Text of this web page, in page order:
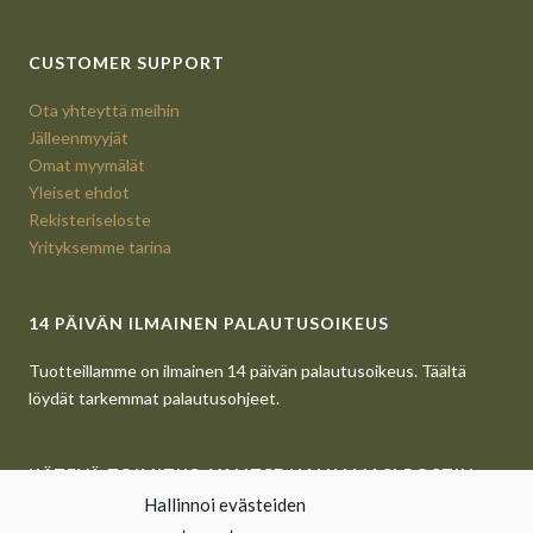
Hallinnoi evästeiden
CUSTOMER SUPPORT
Ota yhteyttä meihin
Jälleenmyyjät
Omat myymälät
Yleiset ehdot
Rekisteriseloste
Yrityksemme tarina
14 PÄIVÄN ILMAINEN PALAUTUSOIKEUS
Tuotteillamme on ilmainen 14 päivän palautusoikeus. Täältä
löydät tarkemmat palautusohjeet.
KÄTEVÄ TOIMITUS. VALITSE HALUAMASI POSTIN
NOUTOPISTE.